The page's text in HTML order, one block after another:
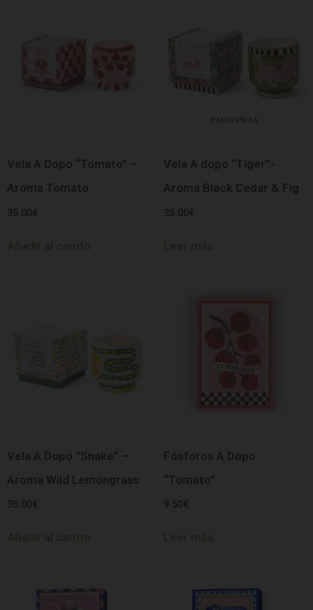
Vela A Dopo “Tomato” –
Aroma Tomato
35.00€
Vela A dopo “Tiger”-
Aroma Black Cedar & Fig
35.00€
Vela A Dopo “Snake” –
Aroma Wild Lemongrass
35.00€
Fósforos A Dopo
“Tomato”
9.50€